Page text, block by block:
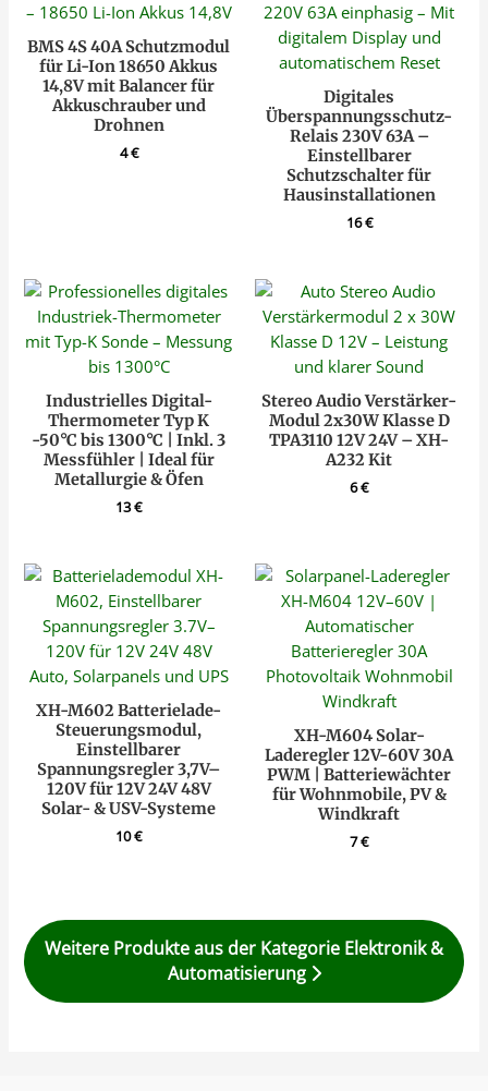
BMS 4S 40A Schutzmodul
für Li-Ion 18650 Akkus
14,8V mit Balancer für
Akkuschrauber und
Drohnen
4€
Digitales
Überspannungsschutz-
Relais 230V 63A –
Einstellbarer
Schutzschalter für
Hausinstallationen
16€
Industrielles Digital-
Thermometer Typ K
-50°C bis 1300°C | Inkl. 3
Messfühler | Ideal für
Metallurgie & Öfen
13€
Stereo Audio Verstärker-
Modul 2x30W Klasse D
TPA3110 12V 24V – XH-
A232 Kit
6€
XH-M602 Batterielade-
Steuerungsmodul,
Einstellbarer
Spannungsregler 3,7V–
120V für 12V 24V 48V
Solar- & USV-Systeme
10€
XH-M604 Solar-
Laderegler 12V-60V 30A
PWM | Batteriewächter
für Wohnmobile, PV &
Windkraft
7€
Weitere Produkte aus der Kategorie Elektronik &
Automatisierung